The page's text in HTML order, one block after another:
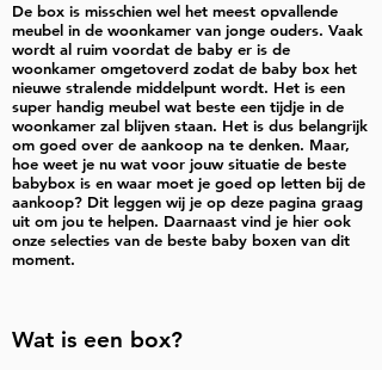
De box is misschien wel het meest opvallende
meubel in de woonkamer van jonge ouders. Vaak
wordt al ruim voordat de baby er is de
woonkamer omgetoverd zodat de baby box het
nieuwe stralende middelpunt wordt. Het is een
super handig meubel wat beste een tijdje in de
woonkamer zal blijven staan. Het is dus belangrijk
om goed over de aankoop na te denken. Maar,
hoe weet je nu wat voor jouw situatie de beste
babybox is en waar moet je goed op letten bij de
aankoop? Dit leggen wij je op deze pagina graag
uit om jou te helpen. Daarnaast vind je hier ook
onze selecties van de beste baby boxen van dit
moment.
Wat is een box?